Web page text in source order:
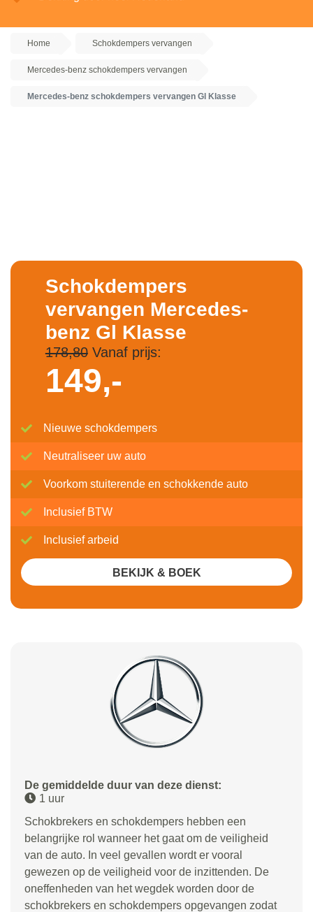
Home Schokdempers vervangen
Mercedes-benz schokdempers vervangen
Mercedes-benz schokdempers vervangen Gl Klasse
De gemiddelde duur van deze dienst:
1 uur
Schokbrekers en schokdempers hebben een
belangrijke rol wanneer het gaat om de veiligheid
van de auto. In veel gevallen wordt er vooral
gewezen op de veiligheid voor de inzittenden. De
oneffenheden van het wegdek worden door de
schokbrekers en schokdempers opgevangen zodat
Schokdempers
vervangen Mercedes-
benz Gl Klasse
178,80Vanaf prijs:
149,-
Nieuwe schokdempers
Neutraliseer uw auto
Voorkom stuiterende en schokkende auto
Inclusief BTW
Inclusief arbeid
BEKIJK & BOEK